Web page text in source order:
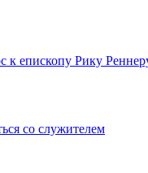
к епископу Рику
со служителем